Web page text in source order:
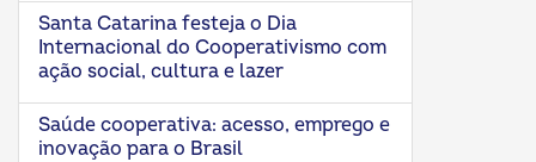
Santa Catarina festeja o Dia
Internacional do Cooperativismo com
ação social, cultura e lazer
Saúde cooperativa: acesso, emprego e
inovação para o Brasil